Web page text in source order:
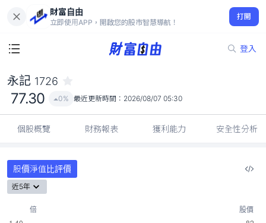
財富自由
立即使用APP，開啟您的股市智慧導航！
打開
登入
77.30
0%
永記 1726
77.30 0% 最近更新時間： 2026/08/07 05:30
個股概覽 財務報表 獲利能力 安全性分析
股價淨值比評價
近5年